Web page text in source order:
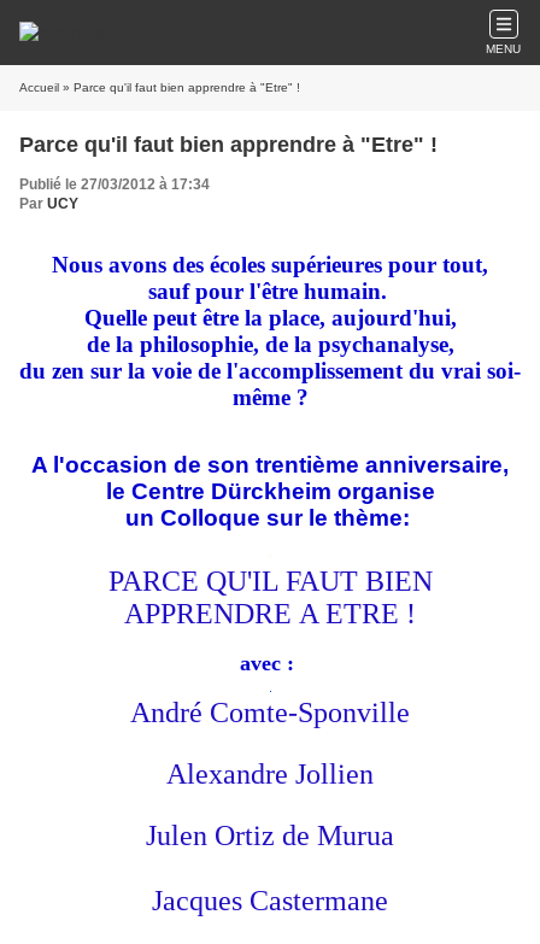
MENU
Accueil » Parce qu'il faut bien apprendre à "Etre" !
Parce qu'il faut bien apprendre à "Etre" !
Publié le 27/03/2012 à 17:34
Par UCY
Nous avons des écoles supérieures pour tout,
sauf pour l'être humain.
Quelle peut être la place, aujourd'hui,
de la philosophie, de la psychanalyse,
du zen sur la voie de l'accomplissement du vrai soi-
même ?
A l'occasion de son trentième anniversaire,
le Centre Dürckheim organise
un Colloque sur le thème:
PARCE QU'IL FAUT BIEN
APPRENDRE A ETRE !
avec :
André Comte-Sponville
Alexandre Jollien
Julen Ortiz de Murua
Jacques Castermane